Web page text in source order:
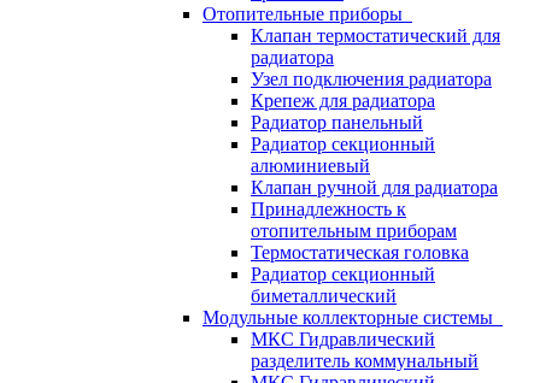
Отопительные приборы
Клапан термостатический для
радиатора
Узел подключения радиатора
Крепеж для радиатора
Радиатор панельный
Радиатор секционный
алюминиевый
Клапан ручной для радиатора
Принадлежность к
отопительным приборам
Термостатическая головка
Радиатор секционный
биметаллический
Модульные коллекторные системы
МКС Гидравлический
разделитель коммунальный